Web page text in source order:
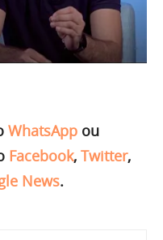
WhatsApp ou
Facebook, Twitter,
News.